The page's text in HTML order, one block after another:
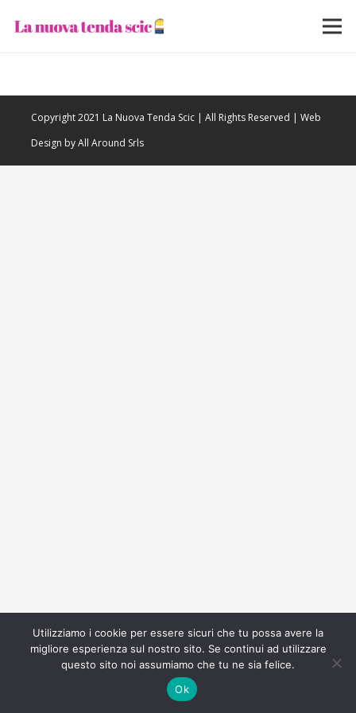
Copyright 2021 La Nuova Tenda Scic | All Rights Reserved | Web
Design by All Around Srls
Utilizziamo i cookie per essere sicuri che tu possa avere la
migliore esperienza sul nostro sito. Se continui ad utilizzare
questo sito noi assumiamo che tu ne sia felice.
Ok